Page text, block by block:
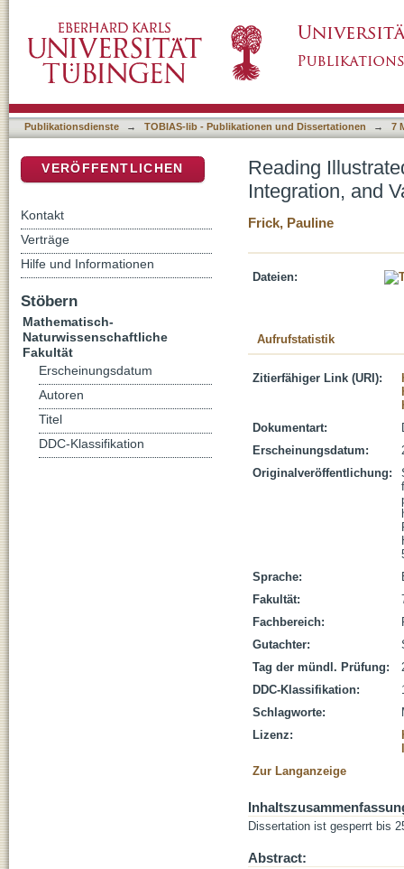
Publikationsdienste → TOBIAS-lib - Publikationen und Dissertationen → 7
Reading
Integration, and
Frick, Pauline
Dateien:
Aufrufstatistik
Zitierfähiger Link (URI):
Dokumentart:
Erscheinungsdatum:
Originalveröffentlichung:
Sprache:
Fakultät:
Fachbereich:
Gutachter:
Tag der mündl. Prüfung:
DDC-Klassifikation:
Schlagworte:
Lizenz:
Zur Langanzeige
Dissertation ist gesperrt bis
Abstract:
VERÖFFENTLICHEN
Kontakt
Verträge
Hilfe und Informationen
Stöbern
Mathematisch-
Naturwissenschaftliche
Fakultät
Erscheinungsdatum
Autoren
Titel
DDC-Klassifikation